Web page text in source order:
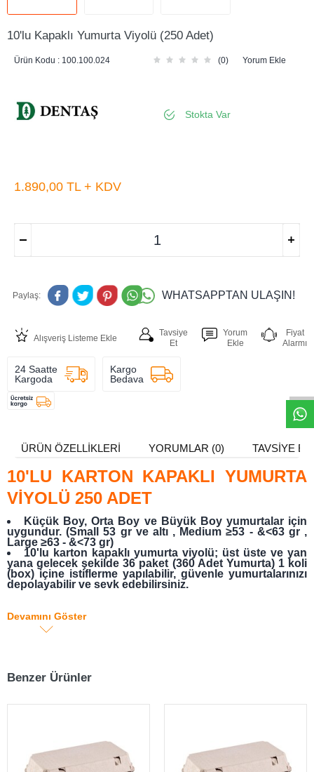
10'lu Kapaklı Yumurta Viyolü (250 Adet)
Ürün Kodu : 100.100.024 (0) Yorum Ekle
Stokta Var
1.890,00 TL + KDV
Paylaş: WHATSAPPTAN ULAŞIN!
Alışveriş Listeme Ekle
Tavsiye
Et
Yorum
Ekle
Fiyat
Alarmı
24 Saatte
Kargoda
Kargo
Bedava
ÜRÜN ÖZELLIKLERI YORUMLAR (0) TAVSIYE ET
10'LU KARTON KAPAKLI YUMURTA
VİYOLÜ 250 ADET
Küçük Boy, Orta Boy ve Büyük Boy yumurtalar için
uygundur. (Small 53 gr ve altı , Medium ≥53 - &<63 gr ,
Large ≥63 - &<73 gr)
10'lu karton kapaklı yumurta viyolü; üst üste ve yan
yana gelecek şekilde 36 paket (360 Adet Yumurta) 1 koli
(box) içine istiflerme yapılabilir, güvenle yumurtalarınızı
depolayabilir ve sevk edebilirsiniz.
büyük yumurta üreticilerinin, kaliteli yumurta
ÜRÜN AÇIKLAMASI
Devamını Göster
Benzer Ürünler